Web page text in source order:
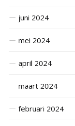
juni 2024
mei 2024
april 2024
maart 2024
februari 2024